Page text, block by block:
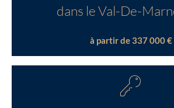
dans le Val-De-
à partir de 337 000 €